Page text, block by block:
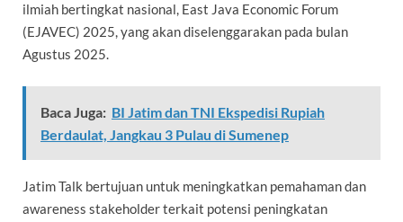
ilmiah bertingkat nasional, East Java Economic Forum
(EJAVEC) 2025, yang akan diselenggarakan pada bulan
Agustus 2025.
Baca Juga: BI Jatim dan TNI Ekspedisi Rupiah
Berdaulat, Jangkau 3 Pulau di Sumenep
Jatim Talk bertujuan untuk meningkatkan pemahaman dan
awareness stakeholder terkait potensi peningkatan